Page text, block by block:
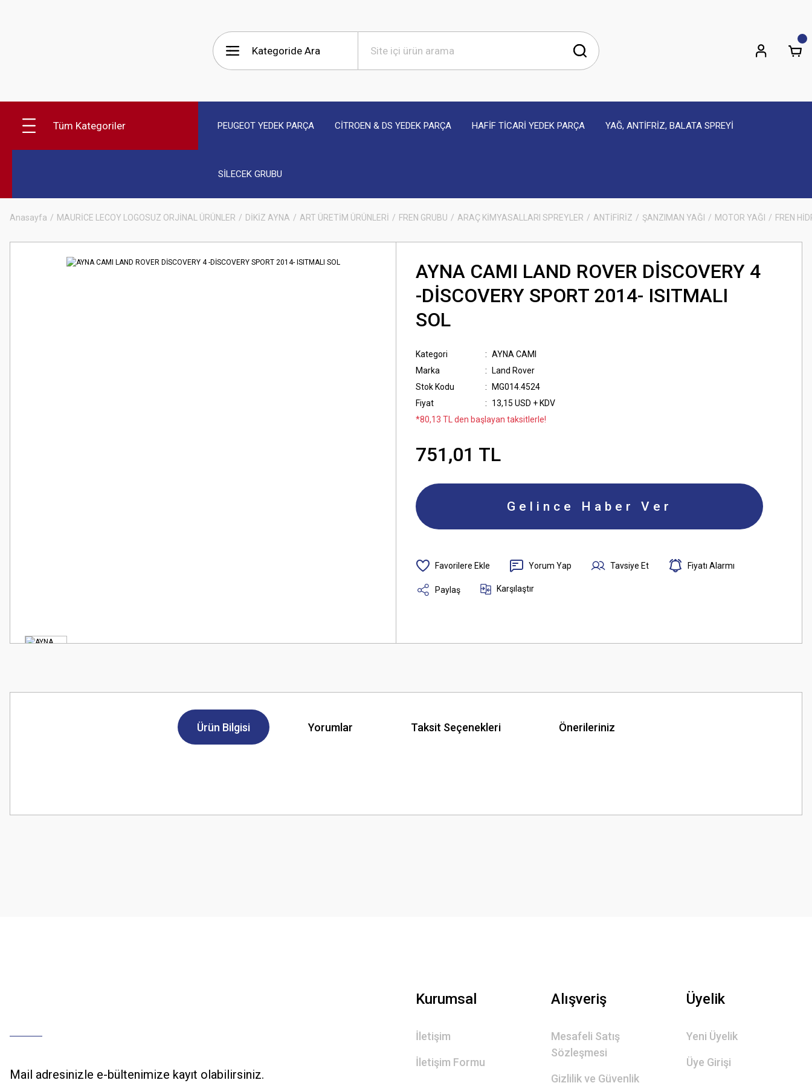
Tüm Kategoriler PEUGEOT YEDEK PARÇA CİTROEN & DS YEDEK PARÇA HAFİF TİCARİ YEDEK PARÇA YAĞ, ANTİFRİZ, BALATA SPREYİ
SİLECEK GRUBU
Anasayfa MAURİCE LECOY LOGOSUZ ORJİNAL ÜRÜNLER DİKİZ AYNA ART ÜRETİM ÜRÜNLERİ FREN GRUBU ARAÇ KİMYASALLARI SPREYLER ANTİFİRİZ ŞANZIMAN YAĞI MOTOR YAĞI FREN
AYNA CAMI LAND ROVER DİSCOVERY 4
-DİSCOVERY SPORT 2014- ISITMALI
SOL
Kategori
AYNA CAMI
Marka
Land Rover
Stok Kodu
MG014.4524
Fiyat
13,15 USD + KDV
*80,13 TL den başlayan taksitlerle!
751,01 TL
Gelince Haber Ver
Yorum Yap Tavsiye Et Fiyatı Alarmı
Paylaş Karşılaştır
Ürün Bilgisi Yorumlar Taksit Seçenekleri Önerileriniz
Görüş ve önerileriniz için teşekkür ederiz.
Mail adresinizle e-bültenimize kayıt olabilirsiniz.
Kurumsal
İletişim
İletişim Formu
Alışveriş
Mesafeli Satış
Sözleşmesi
Gizlilik ve Güvenlik
Üyelik
Yeni Üyelik
Üye Girişi